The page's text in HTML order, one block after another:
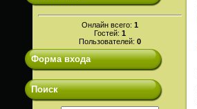
Онлайн всего: 1
Гостей: 1
Пользователей: 0
Форма входа
Поиск